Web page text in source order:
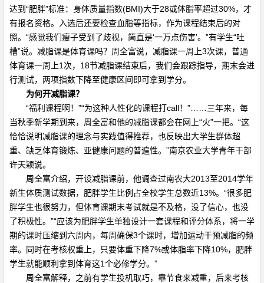
达到“肥胖”标准：身体质量指数(BMI)大于28或体脂率超过30%，才
有报名资格。入选后还要检查血脂等指标，作为课程结束后的对
照。“感觉我们瘦子受到了歧视，简直是‘一万点伤害’。”有学生“吐
槽”说。减脂课是体育课吗？周全富说，减脂课一周上3次课，普通
体育课一周上1次，18节减脂课结束后，我们会跟踪指导，期末会进
行测试，两项指数下降至健康区间即可拿到学分。
为何开减脂课？
“福利课程啊！”“为这种人性化的课程打call！”……三年来，每
当秋季新学期到来，周全富和他的减脂课都会在网上“火”一把。“这
恰恰说明减脂课的理念与实践值得推荐，也反映出大学生群体超
重、缺乏体育锻炼、亚健康问题的普遍性。”南京农业大学青年干部
许天颖说。
周全富介绍，开设减脂课前，他调查过南农大2013至2014学年
新生体质测试数据，肥胖学生比例占全校学生总数近13%。“很多肥
胖学生也很努力，但体育课期末考试就是不及格，没了信心，也没
了积极性。”“应该为肥胖学生单独设计一套课程和评分体系，将一学
期的课时压缩到六周内，每周确保3个课时，增加运动干预减脂的频
率。同时在考核权重上，只要体重下降7%或体脂率下降10%，肥胖
学生就能顺利拿到体育这1个必修学分。”
周全富解释，之前有学生投机取巧，靠节食来减重，后来考核